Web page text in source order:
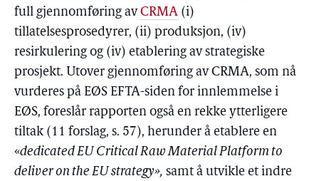
full gjennomføring avCRMA (i)
tillatelsesprosedyrer, (ii) produksjon, (iv)
resirkulering og (iv) etablering av strategiske
prosjekt. Utover gjennomføring av CRMA, som nå
vurderes på EØS EFTA-siden for innlemmelse i
EØS, foreslår rapporten også en rekke ytterligere
tiltak (11 forslag, s. 57), herunder å etablere en
«dedicated EU Critical Raw Material Platform to
deliver on the EU strategy», samt å utvikle et indre